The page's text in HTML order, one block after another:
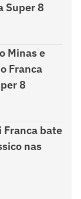
Super 8
Minas e
Franca
8
Franca bate
nas